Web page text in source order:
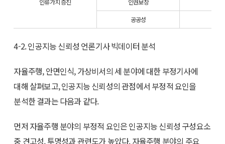
인류가치 증진 인권보장
공공성
4-2. 인공지능 신뢰성 언론기사 빅데이터 분석
자율주행, 안면인식, 가상비서의 세 분야에 대한 부정기사에
대해 살펴보고, 인공지능 신뢰성의 관점에서 부정적 요인을
분석한 결과는 다음과 같다.
먼저 자율주행 분야의 부정적 요인은 인공지능 신뢰성 구성요소
중 견고성, 투명성과 관련도가 높았다. 자율주행 분야의 주요